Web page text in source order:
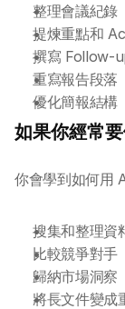
整理會議紀錄
提煉重點和
撰寫 Follow-
重寫報告段落
優化簡報結構
如果你經常
你會學到如何用
搜集和整理資
比較競爭對手
歸納市場洞察
將長文件變成